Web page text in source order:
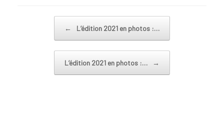
← L’édition 2021 en photos :…
L’édition 2021 en photos :… →